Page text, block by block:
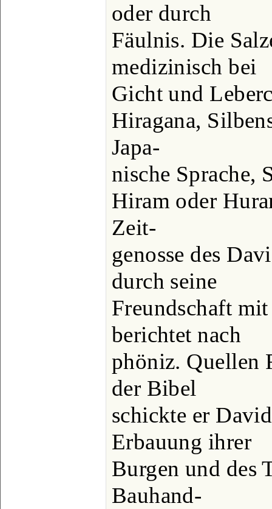
oder durch
Fäulnis. Die
medizinisch bei
Gicht und
Hiragana,
Japa-
nische Sprache,
Hiram oder
Zeit-
genosse des
durch seine
Freundschaft
berichtet nach
phöniz. Quellen
der Bibel
schickte er
Erbauung ihrer
Burgen und des
Bauhand-